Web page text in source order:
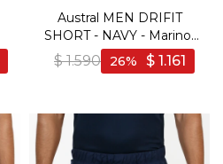
Austral MEN DRIFIT
SHORT - NAVY - Marino-
Azul
$ 1.590 $ 1.161
26